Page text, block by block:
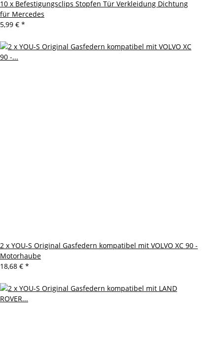
10 x Befestigungsclips Stopfen Tür Verkleidung Dichtung
für Mercedes
5,99 € *
2 x YOU-S Original Gasfedern kompatibel mit VOLVO XC 90 -
Motorhaube
18,68 € *